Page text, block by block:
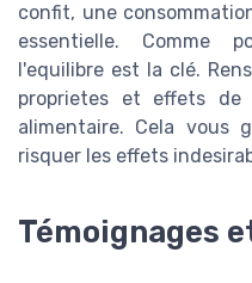
confit, une
essentielle. Comme
l'equilibre est la clé.
proprietes et effets
alimentaire. Cela vous
risquer les effets
Témoignages